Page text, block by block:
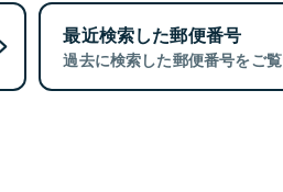
最近検索した郵便番号
過去に検索した郵便番号をご覧